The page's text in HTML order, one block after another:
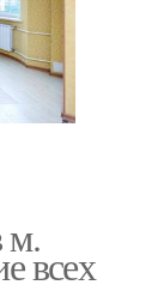
м.
всех